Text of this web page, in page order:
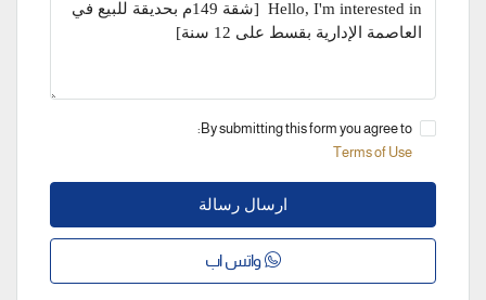
By submitting this form you agree to:
Terms of Use
ارسال رسالة
واتس اب